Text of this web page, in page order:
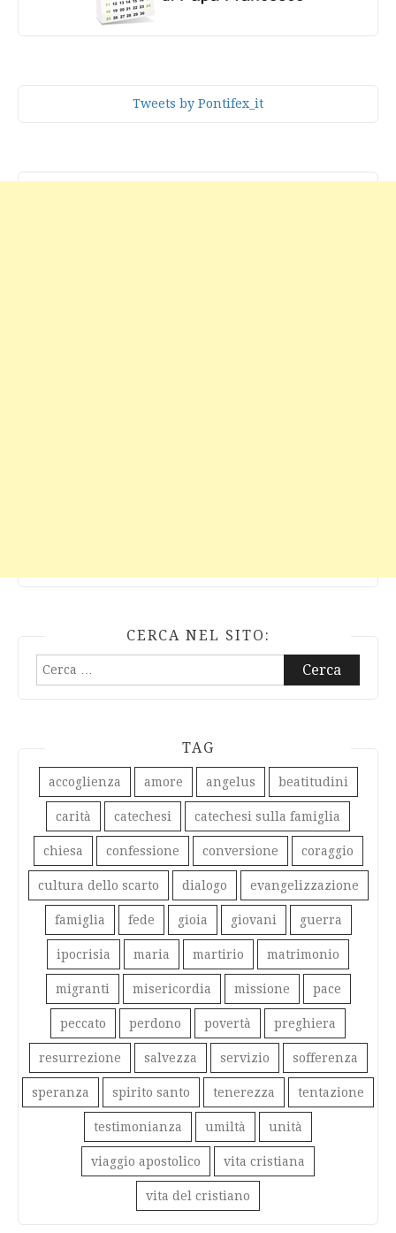
Tweets by Pontifex_it
CERCA NEL SITO:
Ricerca
per:
TAG
accoglienza amore angelus beatitudini
carità catechesi catechesi sulla famiglia
chiesa confessione conversione coraggio
cultura dello scarto dialogo evangelizzazione
famiglia fede gioia giovani guerra
ipocrisia maria martirio matrimonio
migranti misericordia missione pace
peccato perdono povertà preghiera
resurrezione salvezza servizio sofferenza
speranza spirito santo tenerezza tentazione
testimonianza umiltà unità
viaggio apostolico vita cristiana
vita del cristiano